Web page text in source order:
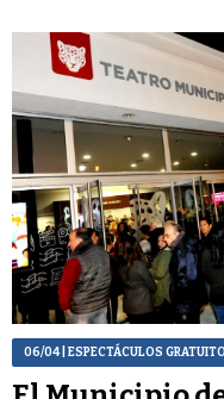
06/04| ESPECTÁCULOS